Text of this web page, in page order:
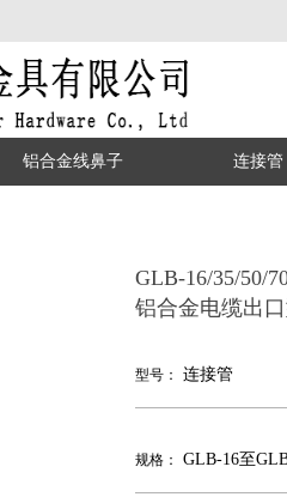
铝合金线鼻子 连接管
GLB-16/35/50/
铝合金电缆出
型号： 连接管
规格： GLB-16至